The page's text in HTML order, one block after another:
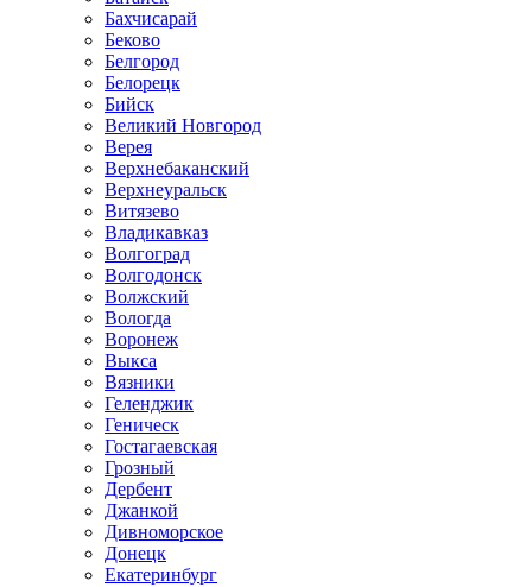
Бахчисарай
Беково
Белгород
Белорецк
Бийск
Великий Новгород
Верея
Верхнебаканский
Верхнеуральск
Витязево
Владикавказ
Волгоград
Волгодонск
Волжский
Вологда
Воронеж
Выкса
Вязники
Геленджик
Геническ
Гостагаевская
Грозный
Дербент
Джанкой
Дивноморское
Донецк
Екатеринбург